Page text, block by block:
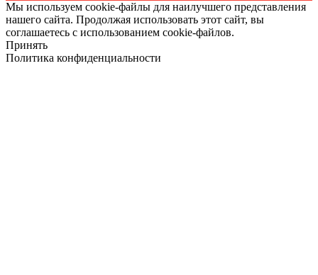
Мы используем cookie-файлы для наилучшего представления
нашего сайта. Продолжая использовать этот сайт, вы
соглашаетесь с использованием cookie-файлов.
Принять
Политика конфиденциальности